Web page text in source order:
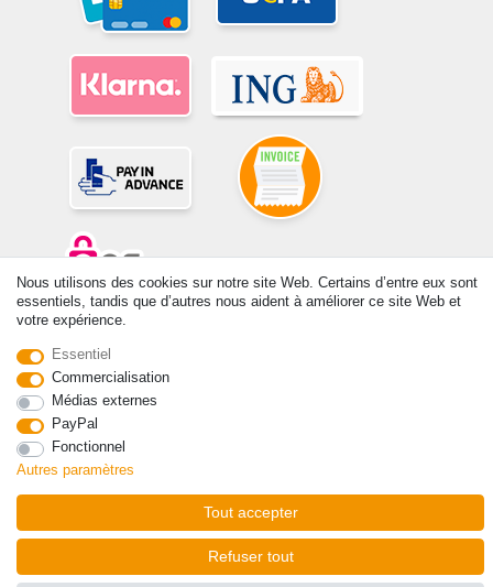
© Copyright 2026 | Tous droits réservés. -Tous droits réservés – Les
Nous utilisons des cookies sur notre site Web. Certains d’entre eux sont
essentiels, tandis que d’autres nous aident à améliorer ce site Web et
votre expérience.
Essentiel
Commercialisation
Médias externes
PayPal
Fonctionnel
Autres paramètres
Tout accepter
Refuser tout
Rétracter le contrat ici